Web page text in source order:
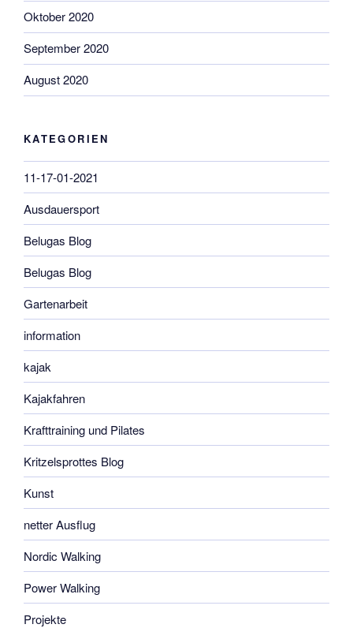
Oktober 2020
September 2020
August 2020
KATEGORIEN
11-17-01-2021
Ausdauersport
Belugas Blog
Belugas Blog
Gartenarbeit
information
kajak
Kajakfahren
Krafttraining und Pilates
Kritzelsprottes Blog
Kunst
netter Ausflug
Nordic Walking
Power Walking
Projekte